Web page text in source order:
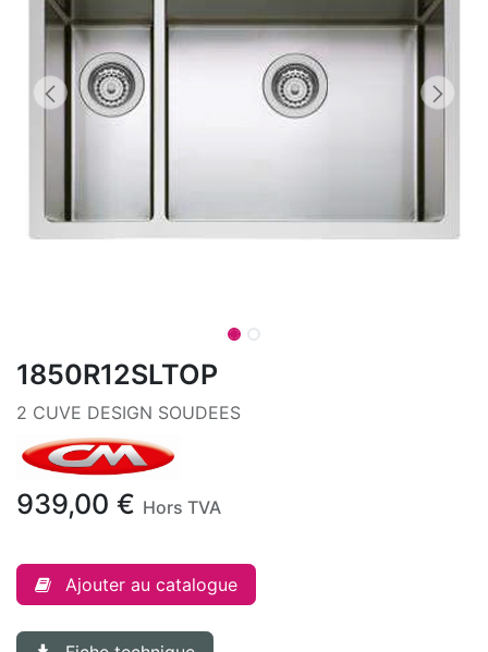
1850R12SLTOP
2 CUVE DESIGN SOUDEES
939,00 € Hors TVA
Ajouter au catalogue